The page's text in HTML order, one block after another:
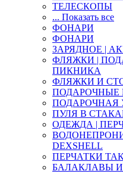
ТЕЛЕСКОПЫ
... Показать все
ФОНАРИ
ФОНАРИ
ЗАРЯДНОЕ |
ФЛЯЖКИ |
ПИКНИКА
ФЛЯЖКИ И
ПОДАРОЧНЫЕ
ПОДАРОЧНАЯ
ПУЛЯ В
ОДЕЖДА |
DEXSHELL
ПЕРЧАТКИ
БАЛАКЛАВЫ